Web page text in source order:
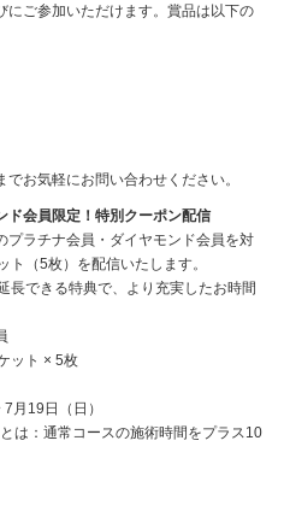
にご参加いただけます。賞品は以下の
お気軽にお問い合わせください。
ド会員限定！特別クーポン配信
プラチナ会員・ダイヤモンド会員を対
（5枚）を配信いたします。
長できる特典で、より充実したお時間
ット × 5枚
月19日（日）
は：通常コースの施術時間をプラス10